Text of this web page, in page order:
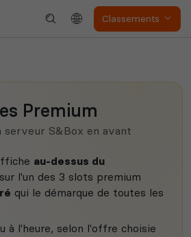
Classements
Neverwinter
Nights
Premium
serveur S&Box en avant
au-dessus du
l'un des 3 slots premium
qui le démarque de toutes les
à l'heure, selon l'offre choisie